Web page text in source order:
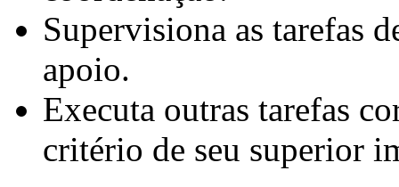
Supervisiona as tarefas
apoio.
Executa outras tarefas
critério de seu superior